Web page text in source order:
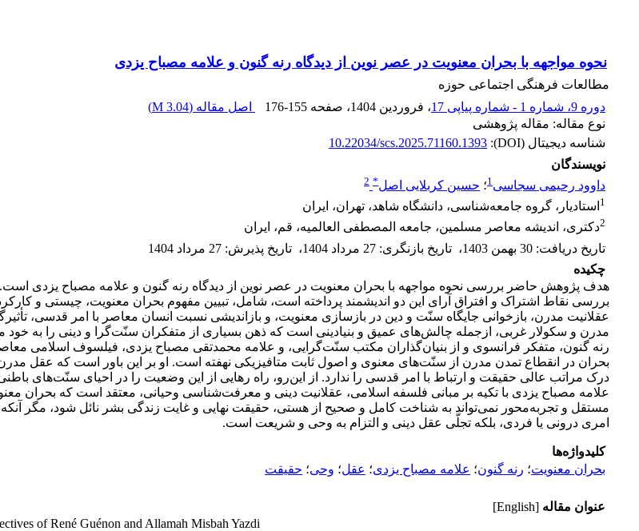
نحوه مواجهه با بحران معنویت در عصر نوین از دیدگاه رنه گنون و علامه مصباح یزدی
مطالعات فرهنگی اجتماعی حوزه
دوره 9، شماره 1 - شماره پیاپی 17
، فروردین 1404 ، صفحه 176-155 اصل مقاله (3.04 M
)
نوع مقاله: مقاله پژوهشی
شناسه دیجیتال (DOI):
10.22034/scs.2025.71160.1393
نویسندگان
داوود رحیمی سجاسی 1؛ حسین کربلایی اصل*
2
1 استادیار، گروه جامعه‌شناسی، دانشگاه شاهد، تهران، ایران
2دکتری، اندیشه معاصر مسلمین، جامعه المصطفی العالمیه، قم، ایران
تاریخ دریافت: 30 بهمن 1403 ، تاریخ بازنگری: 27 مرداد 1404 ، تاریخ پذیرش: 27 مرداد 1404
چکیده
هدف پژوهش حاضر بررسی نحوه مواجهه با بحران معنویت در عصر نوین از دیدگاه رنه گنون و علامه مصباح یزدی
بررسی نقاط اشتراک و افتراق آرای این دو اندیشمند پرداخته است، شامل، تبیین مفهوم بحران معنویت، چیستی و
عقلانیت مدرن، بازخوانی جایگاه سنّت و دین در بازسازی معنویت، و بازاندیشی نسبت انسان معاصر با امر قدسی،
مدرن و سکولار غربی، ازجمله چالش‌های عمیق و بنیادینی است که ذهن بسیاری از متفکران سنّت‌گرا و دینی را به
رنه گنون، متفکر فرانسوی و از بنیان‌گذاران مکتب سنّت‌گرایی، و علامه محمدتقی مصباح یزدی، فیلسوف اسلامی
بحران در انقطاع تمدن مدرن از سنّت‌های معنوی و اصول ثابت متافیزیکی نهفته است. او بر این باور است که عقل مدرن
درک مراتب عالی حقیقت و ارتباط با امر قدسی را ندارد. از این‌رو، راه رهایی از این وضعیت را در احیای سنّت‌های
علامه مصباح یزدی با تکیه بر مبانی فلسفه اسلامی، عقلانیت دینی و معرفت‌شناسی وحیانی، معتقد است که بحران
مستقل و تجربه‌محور نمی‌تواند به شناخت کامل و صحیح از هستی، حقیقت نهایی و غایت زندگی بشر نائل شود، مگر آنکه
امری درونی یا فردی، بلکه تجلّی عقل دینی و التزام به وحی و شریعت است.
کلیدواژه‌ها
بحران معنویت؛ رنه گنون؛ علامه مصباح یزدی؛ عقل؛ وحی؛ حقیقت
عنوان مقاله [English]
of René Guénon and Allamah Misbah Yazdi